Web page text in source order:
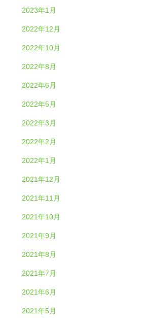
2023年1月
2022年12月
2022年10月
2022年8月
2022年6月
2022年5月
2022年3月
2022年2月
2022年1月
2021年12月
2021年11月
2021年10月
2021年9月
2021年8月
2021年7月
2021年6月
2021年5月